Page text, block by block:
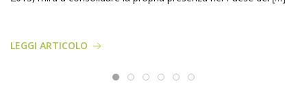
LEGGI ARTICOLO